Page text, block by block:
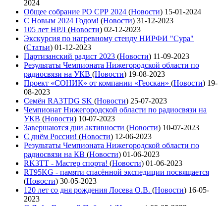
2024
Общее собрание РО СРР 2024 (Новости) 15-01-2024
С Новым 2024 Годом! (Новости) 31-12-2023
105 лет НРЛ (Новости) 02-12-2023
Экскурсия по нагревному стенду НИРФИ "Сура"
(Статьи) 01-12-2023
Партизанский радист 2023 (Новости) 11-09-2023
Результаты Чемпионата Нижегородской области по
радиосвязи на УКВ (Новости) 19-08-2023
Проект «СОНИК» от компании «Геоскан» (Новости) 19-
08-2023
Семён RA3TDG SK (Новости) 25-07-2023
Чемпионат Нижегородской области по радиосвязи на
УКВ (Новости) 10-07-2023
Завершаются дни активности (Новости) 10-07-2023
С днём России! (Новости) 12-06-2023
Результаты Чемпионата Нижегородской области по
радиосвязи на КВ (Новости) 01-06-2023
RK3TT - Мастер спорта! (Новости) 01-06-2023
RT95KG - памяти спасённой экспедиции посвящается
(Новости) 30-05-2023
120 лет со дня рождения Лосева О.В. (Новости) 16-05-
2023